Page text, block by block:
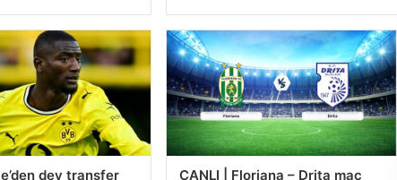
Otomobil Enerji
Akücü
Datça Emecik’te çıkan yangın
hızla kontrol altına alındı